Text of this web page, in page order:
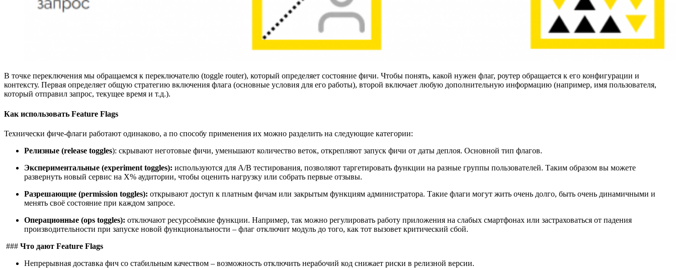
В точке переключения мы обращаемся к переключателю (toggle router), который определяет состояние фичи. Чтобы понять, какой нужен флаг, роутер обращается к его конфигурации и
контексту. Первая определяет общую стратегию включения флага (основные условия для его работы), второй включает любую дополнительную информацию (например, имя пользователя,
который отправил запрос, текущее время и т.д.).
Как использовать Feature Flags
Технически фиче-флаги работают одинаково, а по способу применения их можно разделить на следующие категории:
Релизные (release toggles): скрывают неготовые фичи, уменьшают количество веток, открепляют запуск фичи от даты деплоя. Основной тип флагов.
Экспериментальные (experiment toggles): используются для A/B тестирования, позволяют таргетировать функции на разные группы пользователей. Таким образом вы можете
развернуть новый сервис на Х% аудитории, чтобы оценить нагрузку или собрать первые отзывы.
Разрешающие (permission toggles): открывают доступ к платным фичам или закрытым функциям администратора. Такие флаги могут жить очень долго, быть очень динамичными и
менять своё состояние при каждом запросе.
Операционные (ops toggles): отключают ресурсоёмкие функции. Например, так можно регулировать работу приложения на слабых смартфонах или застраховаться от падения
производительности при запуске новой функциональности – флаг отключит модуль до того, как тот вызовет критический сбой.
### Что дают Feature Flags
Непрерывная доставка фич со стабильным качеством – возможность отключить нерабочий код снижает риски в релизной версии.